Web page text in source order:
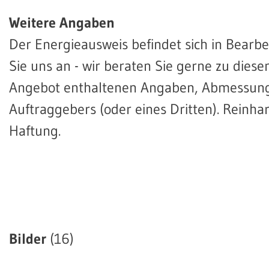
Weitere Angaben
Der Energieausweis befindet sich in
Sie uns an - wir beraten Sie gerne zu
Angebot enthaltenen Angaben,
Auftraggebers (oder eines Dritten).
Haftung.
Bilder (16)